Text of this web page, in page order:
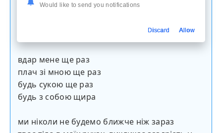
ігноруй мене ще раз
вдар мене ще раз
плач зі мною ще раз
будь сукою ще раз
будь з собою щира
ми ніколи не будемо ближче ніж зараз
Would like to send you notifications
Discard Allow